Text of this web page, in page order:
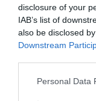
disclosure of your
IAB’s list of
also be disclosed
Downstream
Please note that
Personal Data